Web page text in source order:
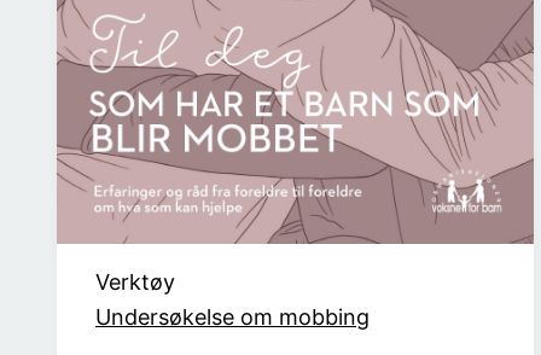
Verktøy
Undersøkelse om mobbing